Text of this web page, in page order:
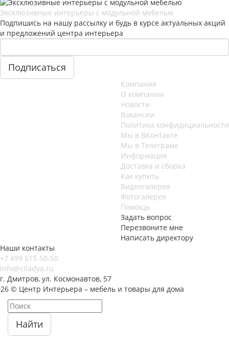
Эксклюзивные интерьеры с модульной мебелью
Подпишись на нашу рассылку и будь в курсе актуальных акций
и предложений центра интерьера
Компания
О компании
Новости
Вакансии
Политика конфидициальности
Мы в ВКонтакте
Мы в Телеграме
Информация
Доставка и сборка
Как купить
Видеогалерея
Фотогалерея
Помощь
Задать вопрос
Перезвоните мне
Написать директору
Наши контакты
+7 499 515-50-50
info@ciladya.ru
г. Дмитров, ул. Космонавтов, 57
© Центр Интерьера – мебель и товары для дома
Найти